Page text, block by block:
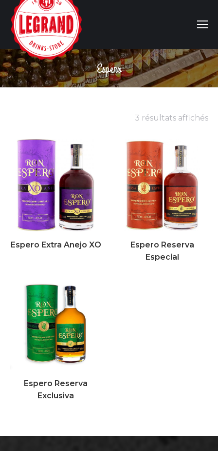
Espero
Vous êtes ici :
3 résultats affichés
Espero Extra Anejo XO
Espero Reserva
Especial
Espero Reserva
Exclusiva